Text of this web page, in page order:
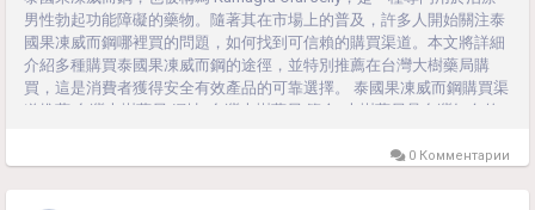
男性勃起功能障礙的藥物。隨著其在市場上的普及，許多人開始關注泰
國果凍威而鋼哪裡買的問題，如何找到可信賴的購買渠道。本文將詳細
介紹多種購買泰國果凍威而鋼的途徑，並特別推薦在台灣大樹藥局購
買，這是消費者獲得安全有效產品的可靠選擇。 泰國果凍威而鋼購買渠
道推薦 台灣大樹藥局 網址: 台灣大樹藥局 簡介: 大樹藥局是台灣知名的
的售後服務，並提供專業藥師的諮詢。 優勢: 品質保證：所有產品均經
0 Комментарии